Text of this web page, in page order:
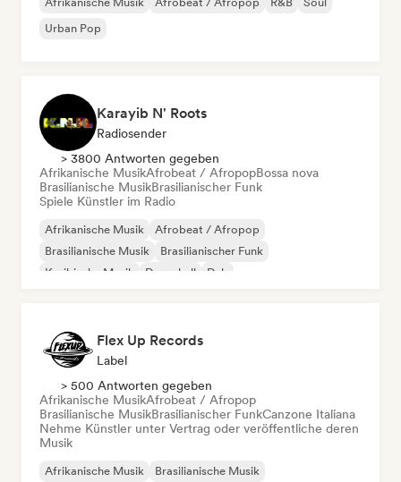
Urban Pop
Karayib N' Roots
Radiosender
> 3800 Antworten gegeben
Afrikanische MusikAfrobeat / AfropopBossa nova
Brasilianische MusikBrasilianischer Funk
Spiele Künstler im Radio
Afrikanische Musik
Afrobeat / Afropop
Brasilianische Musik
Brasilianischer Funk
Karibische Musik
Dancehall
Dub
Flex Up Records
Label
> 500 Antworten gegeben
Afrikanische MusikAfrobeat / Afropop
Brasilianische MusikBrasilianischer FunkCanzone Italiana
Nehme Künstler unter Vertrag oder veröffentliche deren
Musik
Afrikanische Musik Brasilianische Musik